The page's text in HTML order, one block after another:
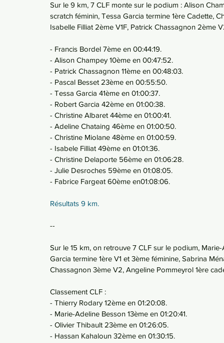
Sur le 9 km, 7 CLF monte sur le podium : Alison
scratch féminin, Tessa Garcia termine 1ère Cadette,
Isabelle Filliat 2ème V1F, Patrick Chassagnon 2ème
- Francis Bordel 7ème en 00:44:19.
- Alison Champey 10ème en 00:47:52.
- Patrick Chassagnon 11ème en 00:48:03.
- Pascal Besset 23ème en 00:55:50.
- Tessa Garcia 41ème en 01:00:37.
- Robert Garcia 42ème en 01:00:38.
- Christine Albaret 44ème en 01:00:41.
- Adeline Chataing 46ème en 01:00:50.
- Christine Miolane 48ème en 01:00:59.
- Isabele Filliat 49ème en 01:01:36.
- Christine Delaporte 56ème en 01:06:28.
- Julie Desroches 59ème en 01:08:05.
- Fabrice Fargeat 60ème en01:08:06.
Résultats 9 km.
--
Sur le 15 km, on retrouve 7 CLF sur le podium,
Garcia termine 1ère V1 et 3ème féminine, Sabrina
Chassagnon 3ème V2, Angeline Pommeyrol 1ère
Classement CLF :
- Thierry Rodary 12ème en 01:20:08.
- Marie-Adeline Besson 13ème en 01:20:41.
- Olivier Thibault 23ème en 01:26:05.
- Hassan Kahaloun 32ème en 01:30:15.